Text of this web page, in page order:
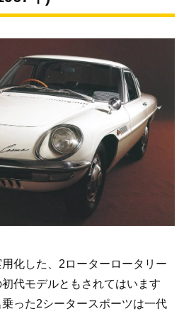
化した、2ローターロータリー
代モデルともされてはいます
った2シータースポーツは一代